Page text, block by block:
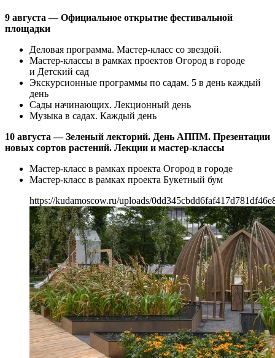
9 августа — Официальное открытие фестивальной
площадки
Деловая программа. Мастер-класс со звездой.
Мастер-классы в рамках проектов Огород в городе
и Детский сад
Экскурсионные программы по садам. 5 в день каждый
день
Сады начинающих. Лекционный день
Музыка в садах. Каждый день
10 августа — Зеленый лекторий. День АППМ. Презентации
новых сортов растений. Лекции и мастер-классы
Мастер-класс в рамках проекта Огород в городе
Мастер-класс в рамках проекта Букетный бум
https://kudamoscow.ru/uploads/